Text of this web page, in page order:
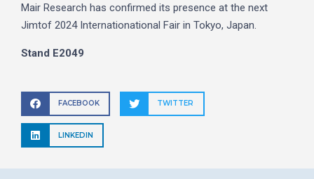
Mair Research has confirmed its presence at the next
Jimtof 2024 Internationational Fair in Tokyo, Japan.
Stand E2049
FACEBOOK TWITTER
LINKEDIN